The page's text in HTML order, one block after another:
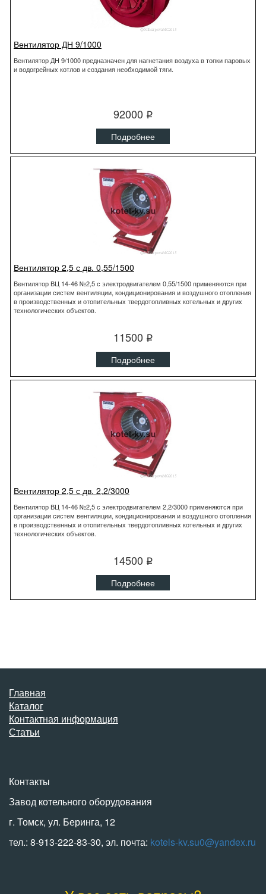
Вентилятор ДН 9/1000
Вентилятор ДН 9/1000 предназначен для нагнетания воздуха в топки паровых
и водогрейных котлов и создания необходимой тяги.
92000 q
Подробнее
Вентилятор 2,5 с дв. 0,55/1500
Вентилятор ВЦ 14-46 №2,5 с электродвигателем 0,55/1500 применяются при
организации систем вентиляции, кондиционирования и воздушного отопления
в производственных и отопительных твердотопливных котельных и других
технологических объектов.
11500 q
Подробнее
Вентилятор 2,5 с дв. 2,2/3000
Вентилятор ВЦ 14-46 №2,5 с электродвигателем 2,2/3000 применяются при
организации систем вентиляции, кондиционирования и воздушного отопления
в производственных и отопительных твердотопливных котельных и других
технологических объектов.
14500 q
Подробнее
Главная
Каталог
Контактная информация
Статьи
Контакты
Завод котельного оборудования
г. Томск, ул. Беринга, 12
тел.: 8-913-222-83-30, эл. почта: kotels-kv.su0@yandex.ru